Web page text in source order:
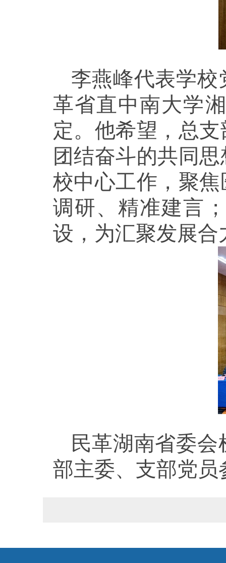
李燕峰代表学
革省直中南大学
定。他希望，总
团结奋斗的共同
校中心工作，聚
调研、精准建言
设，为汇聚发展
民革湖南省委
部主委、支部党员